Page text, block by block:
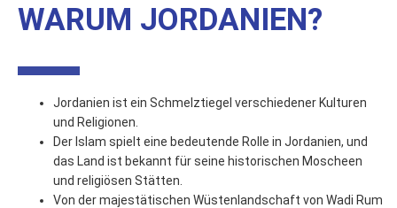
WARUM JORDANIEN?
Jordanien ist ein Schmelztiegel verschiedener Kulturen
und Religionen.
Der Islam spielt eine bedeutende Rolle in Jordanien, und
das Land ist bekannt für seine historischen Moscheen
und religiösen Stätten.
Von der majestätischen Wüstenlandschaft von Wadi Rum